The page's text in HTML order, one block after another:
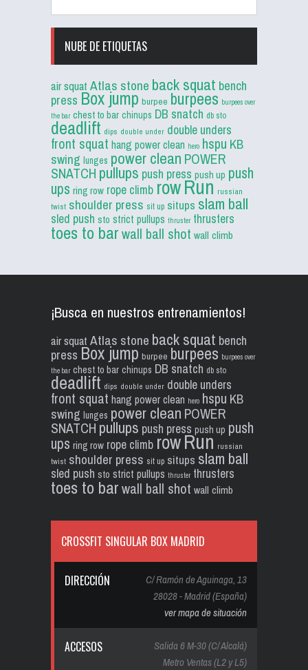
NUBE DE ETIQUETAS
air squat Atlas stone back squat bench
press Box jump burpee burpees burpees over
the bar chest to bar chinups DB snatch db sto
deadlift dips double under double unders
front squat hang power clean hero hspu KB
swing lunges power clean POWER
SNATCH pullups push press push up push
ups ring row rope climb rowRun russian
twist shoulder press sit up situps slam ball
sled push sto strict pullups thruster thrusters
toes to barwall ball shot wall climb
¡Busca en nuestros entrenamientos!
air squat Atlas stone back squat bench
press Box jump burpee burpees burpees over
the bar chest to bar chinups DB snatch db sto
deadlift dips double under double unders
front squat hang power clean hero hspu KB
swing lunges power clean POWER
SNATCH pullups push press push up push
ups ring row rope climb rowRun russian
twist shoulder press sit up situps slam ball
sled push sto strict pullups thruster thrusters
toes to barwall ball shot wall climb
CROSSFIT SINGULAR BOX MADRID
DIRECCIÓN
C/ Ramón de Aguinaga, 13
28028 - Madrid (España)
ver mapa de situación
ACCESOS
Salida 6 M-30 (C/ Alcalá)
Metro Ventas (L2 y L5)